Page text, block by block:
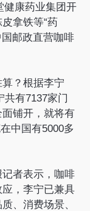
健康药业集团开
拿铁等“药
邮政直营咖啡
？根据李宁
共有7137家门
铺开，就将有
中国有5000多
者表示，咖啡
，李宁已兼具
、消费场景、